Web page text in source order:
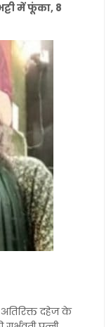
में फूंका, 8
दहेज के